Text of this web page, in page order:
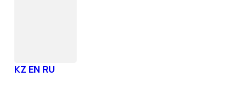
KZ EN RU